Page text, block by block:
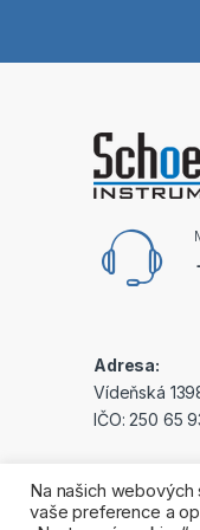
Adresa:
Vídeňská
IČO: 250 65
Na našich
vaše preference a